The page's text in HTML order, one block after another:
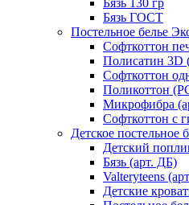
Бязь 130 гр
Бязь ГОСТ
Постельное белье
Софткоттон
Полисатин 3D
Софткоттон
Поликоттон
Микрофибра
Софткоттон с
Детское постельное
Детский
Бязь (арт. ДБ)
Valteryteens
Детские